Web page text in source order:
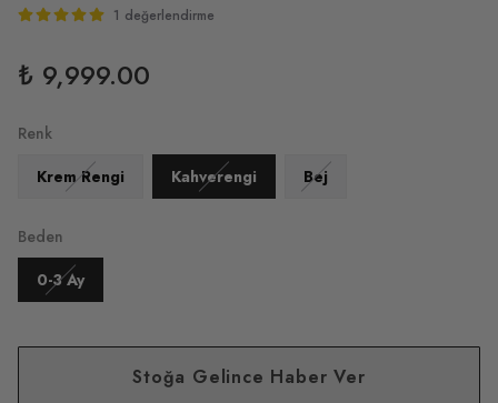
1 değerlendirme
₺ 9,999.00
Renk
Krem Rengi
Kahverengi Bej
Beden
0-3 Ay
Stoğa Gelince Haber Ver